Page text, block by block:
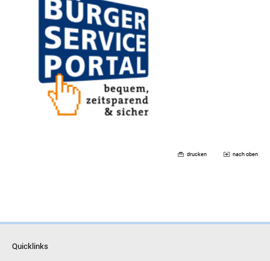
drucken nach oben
Quicklinks